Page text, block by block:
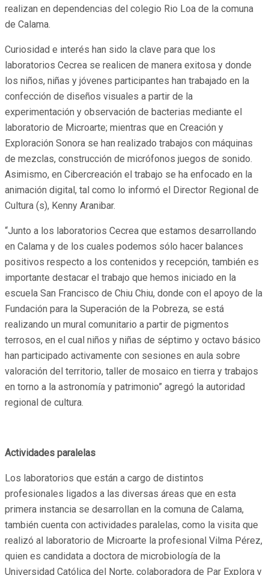
realizan en dependencias del colegio Rio Loa de la comuna
de Calama.
Curiosidad e interés han sido la clave para que los
laboratorios Cecrea se realicen de manera exitosa y donde
los niños, niñas y jóvenes participantes han trabajado en la
confección de diseños visuales a partir de la
experimentación y observación de bacterias mediante el
laboratorio de Microarte; mientras que en Creación y
Exploración Sonora se han realizado trabajos con máquinas
de mezclas, construcción de micrófonos juegos de sonido.
Asimismo, en Cibercreación el trabajo se ha enfocado en la
animación digital, tal como lo informó el Director Regional de
Cultura (s), Kenny Aranibar.
“Junto a los laboratorios Cecrea que estamos desarrollando
en Calama y de los cuales podemos sólo hacer balances
positivos respecto a los contenidos y recepción, también es
importante destacar el trabajo que hemos iniciado en la
escuela San Francisco de Chiu Chiu, donde con el apoyo de la
Fundación para la Superación de la Pobreza, se está
realizando un mural comunitario a partir de pigmentos
terrosos, en el cual niños y niñas de séptimo y octavo básico
han participado activamente con sesiones en aula sobre
valoración del territorio, taller de mosaico en tierra y trabajos
en torno a la astronomía y patrimonio” agregó la autoridad
regional de cultura.
Actividades paralelas
Los laboratorios que están a cargo de distintos
profesionales ligados a las diversas áreas que en esta
primera instancia se desarrollan en la comuna de Calama,
también cuenta con actividades paralelas, como la visita que
realizó al laboratorio de Microarte la profesional Vilma Pérez,
quien es candidata a doctora de microbiología de la
Universidad Católica del Norte, colaboradora de Par Explora y